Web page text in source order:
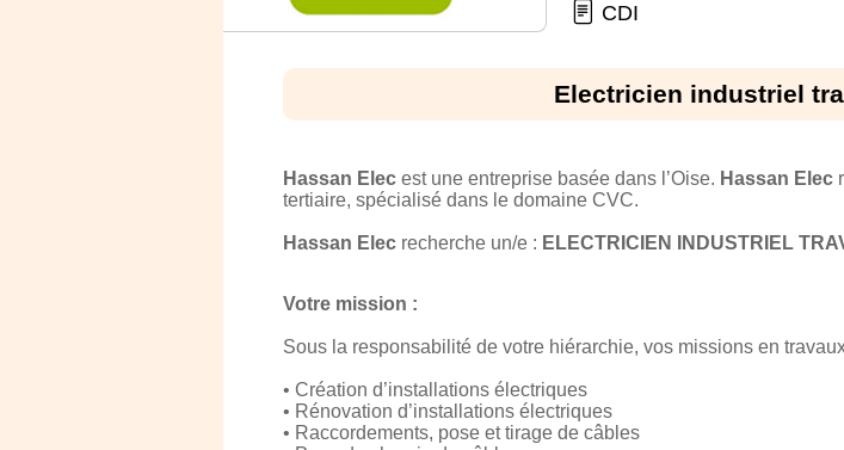
CDI
Electricien industriel
Hassan Elec est une entreprise basée dans l’Oise. Hassan Elec
tertiaire, spécialisé dans le domaine CVC.
Hassan Elec recherche un/e : ELECTRICIEN INDUSTRIEL
Votre mission :
Sous la responsabilité de votre hiérarchie, vos missions en
• Création d’installations électriques
• Rénovation d’installations électriques
• Raccordements, pose et tirage de câbles